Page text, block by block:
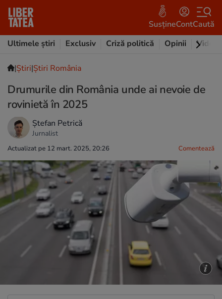
SusțineContCaută
Ultimele știri
Exclusiv Criză politică Opinii Video
|Ştiri|Știri România
Drumurile din România unde ai nevoie de
rovinietă în 2025
Ștefan Petrică
Jurnalist
Actualizat pe 12 mart. 2025, 20:26 Comentează